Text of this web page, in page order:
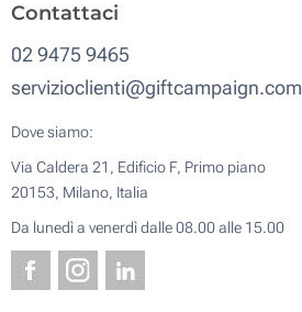
Contattaci
02 9475 9465
servizioclienti@giftcampaign.com
Dove siamo:
Via Caldera 21, Edificio F, Primo piano
20153, Milano, Italia
Da lunedì a venerdì dalle 08.00 alle 15.00